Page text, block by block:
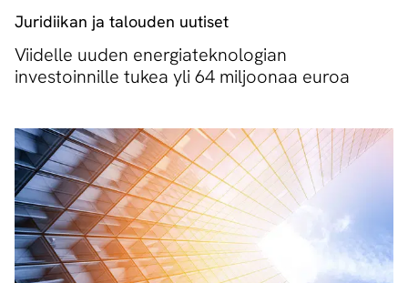
Juridiikan ja talouden uutiset
Viidelle uuden energiateknologian
investoinnille tukea yli 64 miljoonaa euroa